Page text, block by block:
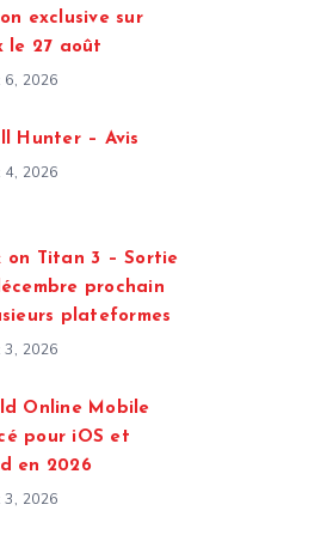
exclusive sur
le 27 août
6, 2026
Hunter – Avis
4, 2026
on Titan 3 – Sortie
prochain
plateformes
3, 2026
Online Mobile
pour iOS et
en 2026
3, 2026